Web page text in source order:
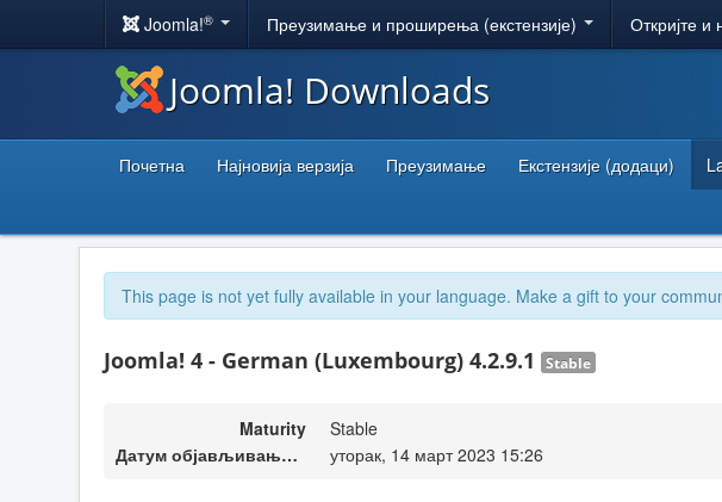
Joomla!® Преузимање и проширења (екстензије) Откријте и
Joomla! Downloads
Почетна Најновија верзија Преузимање Екстензије (додаци)
This page is not yet fully available in your language. Make a gift to your
Joomla! 4 - German (Luxembourg) 4.2.9.1 Stable
Maturity
Stable
Датум објављивања верзије
уторак, 14 март 2023 15:26